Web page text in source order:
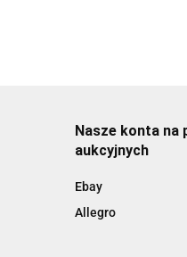
Nasze konta na
aukcyjnych
Ebay
Allegro